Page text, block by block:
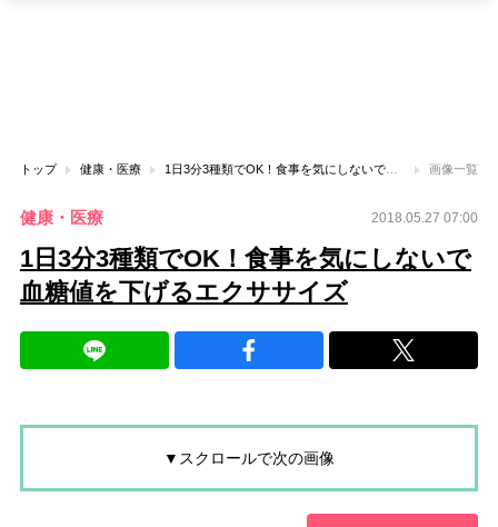
トップ 健康・医療 1日3分3種類でOK！食事を気にしないで血糖値を下げるエクササイズ 画像一覧
健康・医療 2018.05.27 07:00
1日3分3種類でOK！食事を気にしないで
血糖値を下げるエクササイズ
▼スクロールで次の画像